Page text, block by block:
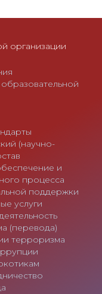
организации
(научно-
и
процесса
поддержки
услуги
(перевода)
терроризма